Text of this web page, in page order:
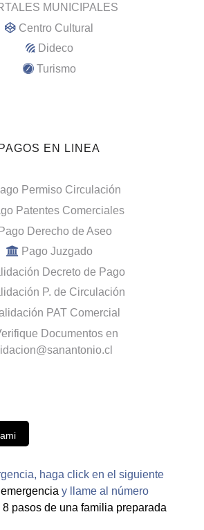
MUNICIPALES
Centro Cultural
Dideco
Turismo
PAGOS EN LINEA
Permiso Circulación
Patentes Comerciales
Pago Derecho de Aseo
Pago Juzgado
Decreto de Pago
P. de Circulación
PAT Comercial
Documentos en
haga click en el siguiente
y llame al número
8 pasos de una familia preparada